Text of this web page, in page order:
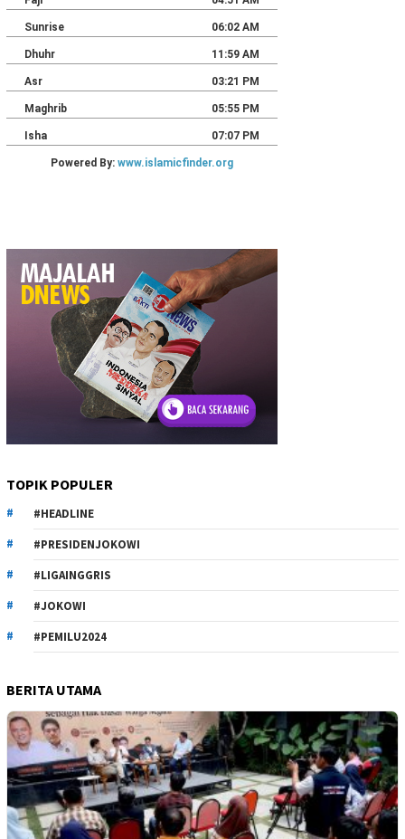
TOPIK POPULER
#HEADLINE
#PRESIDENJOKOWI
#LIGAINGGRIS
#JOKOWI
#PEMILU2024
BERITA UTAMA